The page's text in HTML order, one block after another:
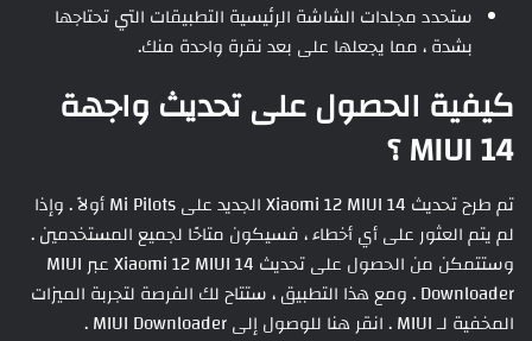
ستحدد مجلدات الشاشة الرئيسية التطبيقات التي تحتاجها
بشدة ، مما يجعلها على بعد نقرة واحدة منك.
كيفية الحصول على تحديث واجهة
MIUI 14 ؟
تم طرح تحديث Xiaomi 12 MIUI 14 الجديد على Mi Pilots أولاً . وإذا
لم يتم العثور على أي أخطاء ، فسيكون متاحًا لجميع المستخدمين .
وستتمكن من الحصول على تحديث Xiaomi 12 MIUI 14 عبر MIUI
Downloader . ومع هذا التطبيق ، ستتاح لك الفرصة لتجربة الميزات
المخفية لـ MIUI . انقر هنا للوصول إلى MIUI Downloader .